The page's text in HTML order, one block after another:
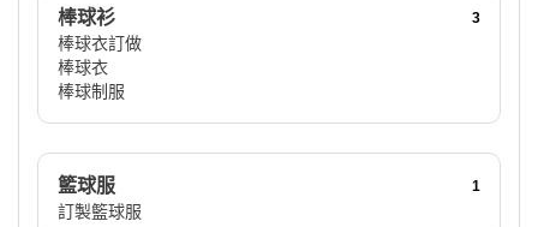
棒球衫 3
棒球衣訂做
棒球衣
棒球制服
籃球服 1
訂製籃球服